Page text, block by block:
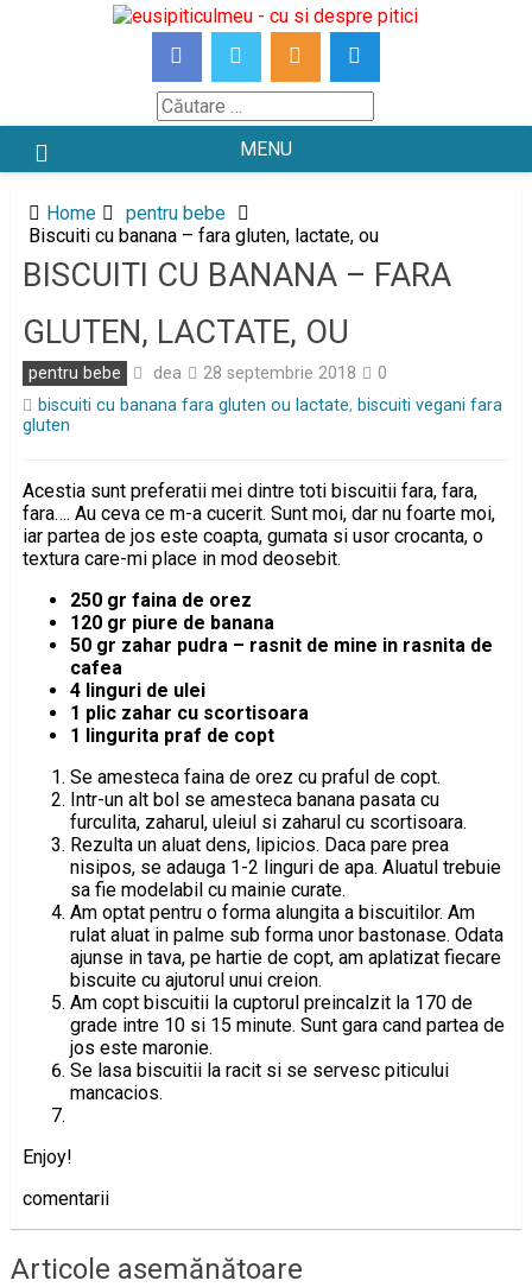
Căutare
MENU
Home
pentru bebe
Biscuiti cu banana – fara gluten, lactate, ou
BISCUITI CU BANANA – FARA
GLUTEN, LACTATE, OU
pentru bebe dea 28 septembrie 2018
0
biscuiti cu banana fara gluten ou lactate, biscuiti vegani fara
gluten
Acestia sunt preferatii mei dintre toti biscuitii fara, fara,
fara…. Au ceva ce m-a cucerit. Sunt moi, dar nu foarte moi,
iar partea de jos este coapta, gumata si usor crocanta, o
textura care-mi place in mod deosebit.
250 gr faina de orez
120 gr piure de banana
50 gr zahar pudra – rasnit de mine in rasnita de
cafea
4 linguri de ulei
1 plic zahar cu scortisoara
1 lingurita praf de copt
Se amesteca faina de orez cu praful de copt.
Intr-un alt bol se amesteca banana pasata cu
furculita, zaharul, uleiul si zaharul cu scortisoara.
Rezulta un aluat dens, lipicios. Daca pare prea
nisipos, se adauga 1-2 linguri de apa. Aluatul trebuie
sa fie modelabil cu mainie curate.
Am optat pentru o forma alungita a biscuitilor. Am
rulat aluat in palme sub forma unor bastonase. Odata
ajunse in tava, pe hartie de copt, am aplatizat fiecare
biscuite cu ajutorul unui creion.
Am copt biscuitii la cuptorul preincalzit la 170 de
grade intre 10 si 15 minute. Sunt gara cand partea de
jos este maronie.
Se lasa biscuitii la racit si se servesc piticului
mancacios.
Enjoy!
comentarii
Articole asemănătoare